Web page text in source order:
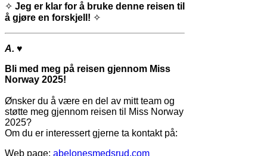
✧ Jeg er klar for å bruke denne reisen til
å gjøre en forskjell! ✧
A. ♥
Bli med meg på reisen gjennom Miss
Norway 2025!
Ønsker du å være en del av mitt team og
støtte meg gjennom reisen til Miss Norway
2025?
Om du er interessert gjerne ta kontakt på:
Web page: abelonesmedsrud.com